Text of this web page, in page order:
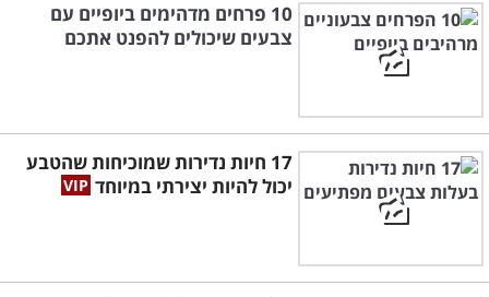
10 פרחים מדהימים ביופיים עם
צבעים שיכולים להפנט אתכם
17 חיות נדירות שמוכיחות שהטבע
יכול להיות יצירתי במיוחד